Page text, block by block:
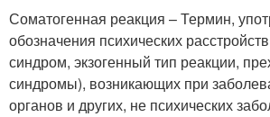
Соматогенная реакция – Термин,
обозначения психических
синдром, экзогенный тип реакции,
синдромы), возникающих при
органов и других, не психических